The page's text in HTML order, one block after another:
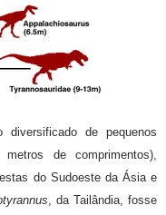
de pequenos
de comprimentos),
do Sudoeste da Ásia e
, da Tailândia, fosse